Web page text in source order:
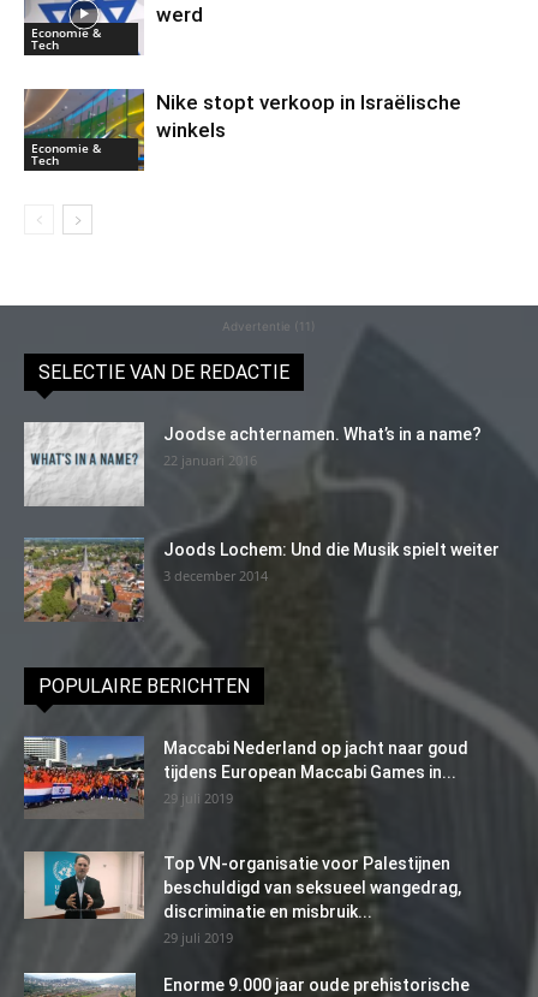
Economie &
Tech
werd
Economie &
Tech
Nike stopt verkoop in Israëlische
winkels
Advertentie (11)
SELECTIE VAN DE REDACTIE
Joodse achternamen. What’s in a name?
22 januari 2016
Joods Lochem: Und die Musik spielt weiter
3 december 2014
POPULAIRE BERICHTEN
Maccabi Nederland op jacht naar goud
tijdens European Maccabi Games in...
29 juli 2019
Top VN-organisatie voor Palestijnen
beschuldigd van seksueel wangedrag,
discriminatie en misbruik...
29 juli 2019
Enorme 9.000 jaar oude prehistorische